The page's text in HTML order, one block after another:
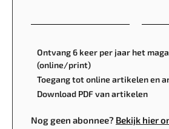
Ontvang 6 keer per jaar het
(online/print)
Toegang tot online artikelen en
Download PDF van artikelen
Nog geen abonnee? Bekijk hier